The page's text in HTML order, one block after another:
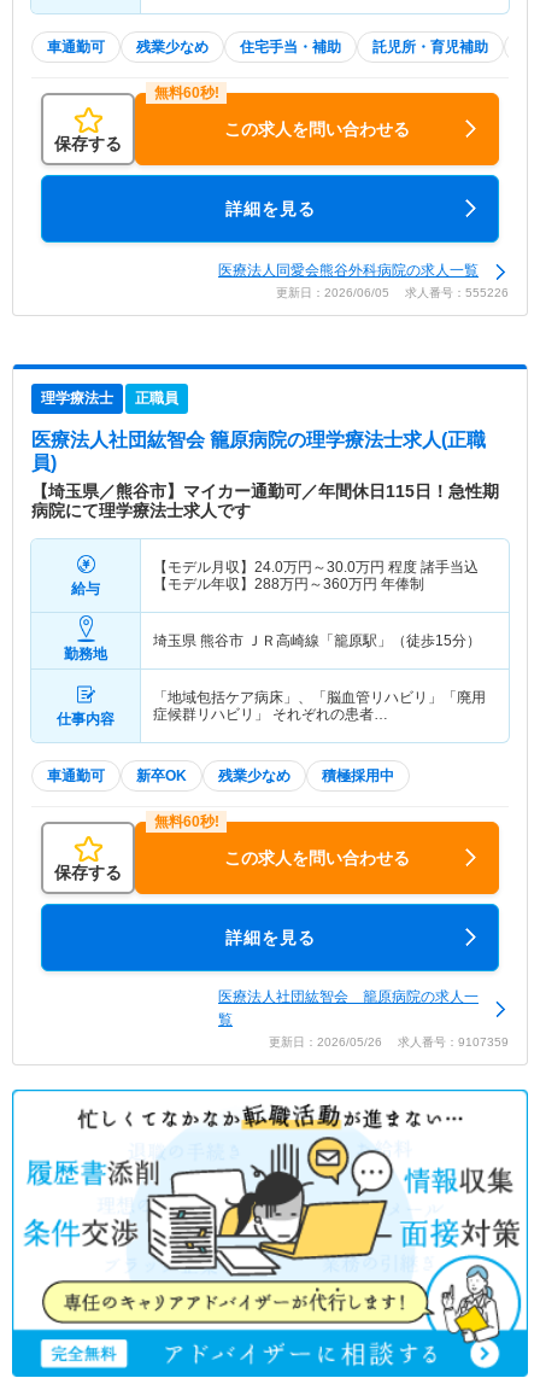
車通勤可 残業少なめ 住宅手当・補助 託児所・育児補助
保存する
この求人を問い合わせる
詳細を見る
医療法人同愛会熊谷外科病院の求人一覧
更新日：2026/06/05 求人番号：555226
理学療法士 正職員
医療法人社団紘智会 籠原病院の理学療法士求人(正職
員)
【埼玉県／熊谷市】マイカー通勤可／年間休日115日！急性期
病院にて理学療法士求人です
給与
【モデル月収】 24.0万円～30.0万円 程度 諸手当込
【モデル年収】 288万円～360万円 年俸制
勤務地
埼玉県 熊谷市 ＪＲ高崎線「籠原駅」（徒歩15分）
仕事内容
「地域包括ケア病床」、「脳血管リハビリ」「廃用
症候群リハビリ」 それぞれの患者…
車通勤可 新卒OK 残業少なめ 積極採用中
保存する
この求人を問い合わせる
詳細を見る
医療法人社団紘智会 籠原病院の求人一
覧
更新日：2026/05/26 求人番号：9107359